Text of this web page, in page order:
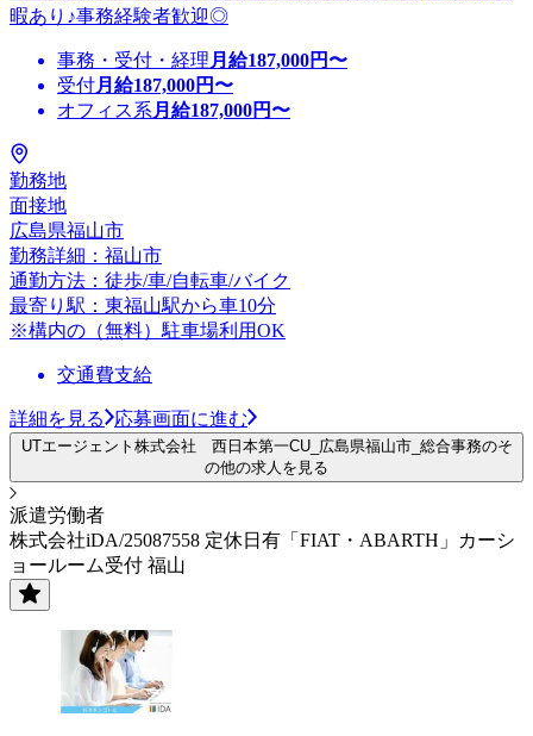
暇あり♪事務経験者歓迎◎
事務・受付・経理 月給187,000円〜
受付月給187,000円〜
オフィス系 月給187,000円〜
勤務地
面接地
広島県福山市
勤務詳細：福山市
通勤方法：徒歩/車/自転車/バイク
最寄り駅：東福山駅から車10分
※構内の（無料）駐車場利用OK
交通費支給
詳細を見る 応募画面に進む
UTエージェント株式会社 西日本第一CU_広島県福山市_総合事務のそ
の他の求人を見る
派遣労働者
株式会社iDA/25087558 定休日有「FIAT・ABARTH」カーシ
ョールーム受付 福山